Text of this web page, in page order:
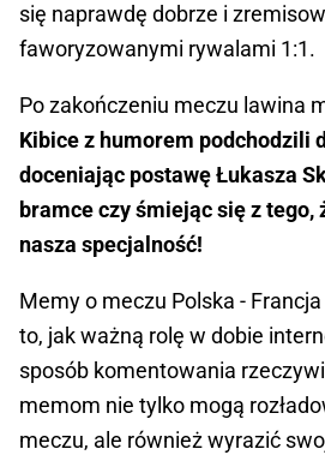
się naprawdę dobrze i
faworyzowanymi rywalami 1:1.
Po zakończeniu meczu lawina
Kibice z humorem podchodzili
doceniając postawę Łukasza
bramce czy śmiejąc się z tego,
nasza specjalność!
Memy o meczu Polska -
to, jak ważną rolę w dobie
sposób komentowania
memom nie tylko mogą
meczu, ale również wyrazić